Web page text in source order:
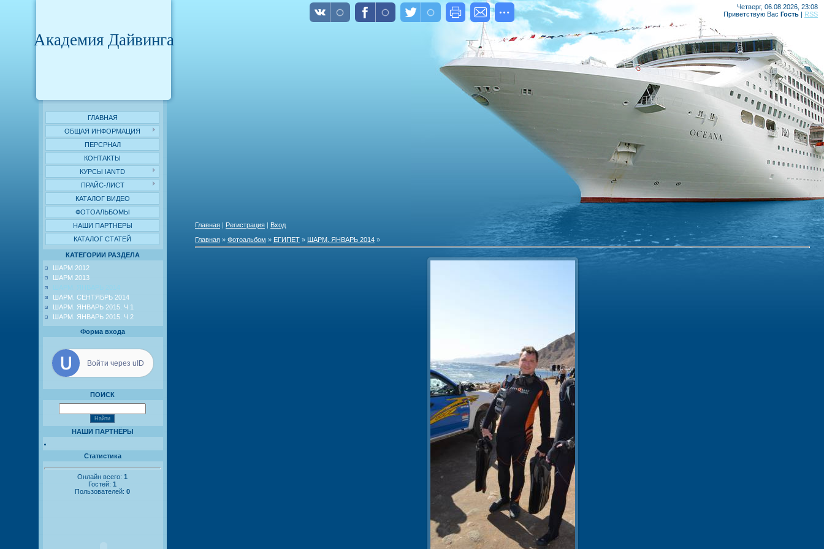
Академия Дайвинга
ГЛАВНАЯ
ОБЩАЯ ИНФОРМАЦИЯ
ПЕРСРНАЛ
КОНТАКТЫ
КУРСЫ IANTD
ПРАЙС-ЛИСТ
КАТАЛОГ ВИДЕО
ФОТОАЛЬБОМЫ
НАШИ ПАРТНЕРЫ
КАТАЛОГ СТАТЕЙ
КАТЕГОРИИ РАЗДЕЛА
ШАРМ 2012
ШАРМ 2013
ШАРМ. СЕНТЯБРЬ 2014
ШАРМ. ЯНВАРЬ 2015. Ч 1
ШАРМ. ЯНВАРЬ 2015. Ч 2
Форма входа
Войти через uID
ПОИСК
НАШИ ПАРТНЁРЫ
Статистика
Онлайн всего: 1
Гостей: 1
Пользователей: 0
Четверг, 06.08.2026, 23:08
Приветствую Вас Гость | RSS
Главная | Регистрация | Вход
Главная » Фотоальбом » ЕГИПЕТ » ШАРМ. ЯНВАРЬ 2014 »